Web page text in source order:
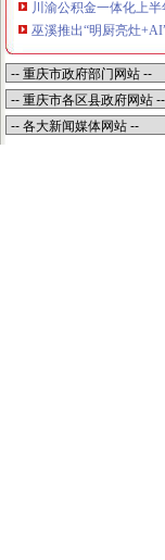
川渝公积金一体化上半
巫溪推出“明厨亮灶